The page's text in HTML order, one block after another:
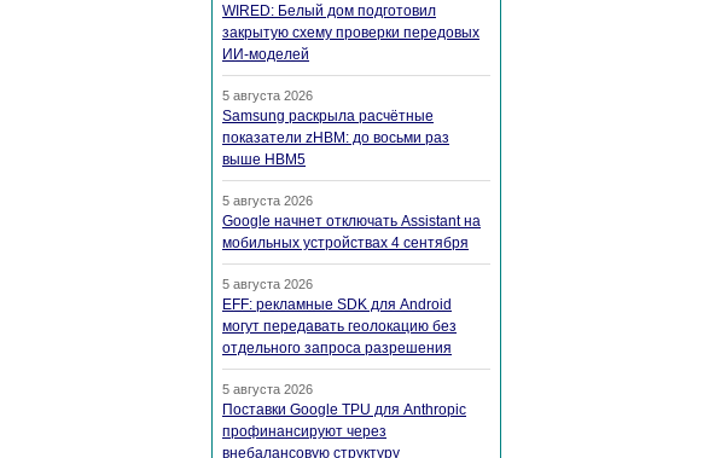
WIRED: Белый дом подготовил
закрытую схему проверки передовых
ИИ-моделей
5 августа 2026
Samsung раскрыла расчётные
показатели zHBM: до восьми раз
выше HBM5
5 августа 2026
Google начнет отключать Assistant на
мобильных устройствах 4 сентября
5 августа 2026
EFF: рекламные SDK для Android
могут передавать геолокацию без
отдельного запроса разрешения
5 августа 2026
Поставки Google TPU для Anthropic
профинансируют через
внебалансовую структуру